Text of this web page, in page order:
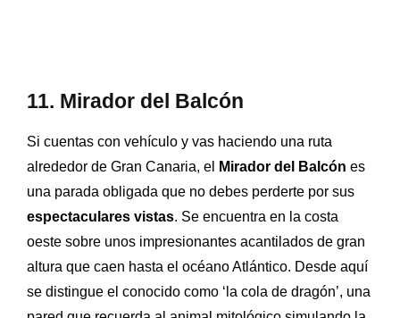
11. Mirador del Balcón
Si cuentas con vehículo y vas haciendo una ruta
alrededor de Gran Canaria, el
Mirador del Balcón es
una parada obligada que no debes perderte por sus
espectaculares vistas. Se encuentra en la costa
oeste sobre unos impresionantes acantilados de gran
altura que caen hasta el océano Atlántico. Desde aquí
se distingue el conocido como ‘la cola de dragón’, una